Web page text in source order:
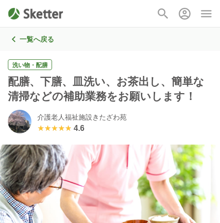
一覧へ戻る
洗い物・配膳
配膳、下膳、皿洗い、お茶出し、簡単な
清掃などの補助業務をお願いします！
介護老人福祉施設きたざわ苑
★★★★★
★★★★★ 4.6